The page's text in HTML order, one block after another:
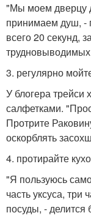
"Мы моем дверцу
принимаем душ, -
всего 20 секунд,
3. регулярно
У блогера трейси
салфетками.
Протрите
оскорблять
4. протирайте
"Я пользуюсь
часть уксуса,
посуды, - делится